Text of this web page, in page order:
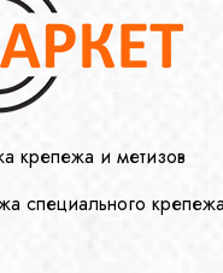
крепежа и метизов
специального